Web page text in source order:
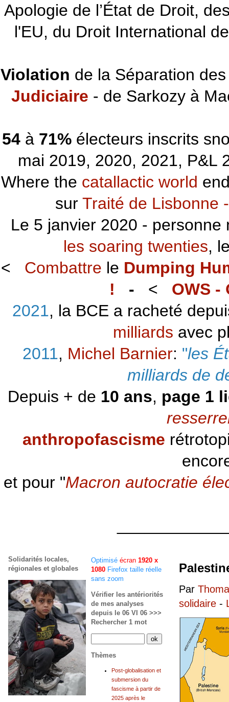
Apologie de l’État de Droit,
l'EU, du Droit International
Violation de la Séparation
Judiciaire - de Sarkozy à
54à 71%électeurs inscrits
mai 2019, 2020, 2021, P&L
Where the catallactic world
sur Traité de Lisbonne
Le 5 janvier 2020 -
les soaring twenties,
< Combattre le Dumping
! - < OWS -
2021, la BCE a racheté
milliards avec
2011, Michel Barnier: "les
milliards de
Depuis + de 10 ans, page 1
anthropofascisme
et pour "Macron autocratie
Par
solidaire -
Optimisé écran 1920 x
1080 Firefox taille réelle
sans zoom
Vérifier les antériorités
de mes analyses
depuis le 06 VI 06 >>>
Rechercher 1 mot
Thèmes
Post-globalisation et
submersion du
fascisme à partir de
2025 après le
Solidarités locales,
régionales et globales